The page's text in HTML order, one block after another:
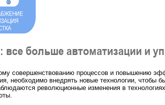
все больше автоматизации и
совершенствованию процессов и повышению
необходимо внедрять новые технологии, чтобы
революционные изменения в